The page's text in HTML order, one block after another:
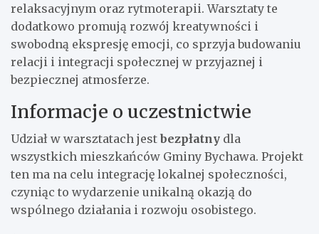
relaksacyjnym oraz rytmoterapii. Warsztaty te
dodatkowo promują rozwój kreatywności i
swobodną ekspresję emocji, co sprzyja budowaniu
relacji i integracji społecznej w przyjaznej i
bezpiecznej atmosferze.
Informacje o uczestnictwie
Udział w warsztatach jest bezpłatny dla
wszystkich mieszkańców Gminy Bychawa. Projekt
ten ma na celu integrację lokalnej społeczności,
czyniąc to wydarzenie unikalną okazją do
wspólnego działania i rozwoju osobistego.